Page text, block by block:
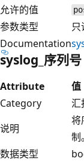
允许的值
参数类型
只
Documentation
syslog_序列号
Attribute
值
Category
汇
说明
将
制。
数据类型